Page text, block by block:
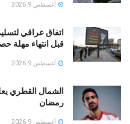
أغسطس 9, 2026
اتفاق عراقي
قبل انتهاء مهلة
أغسطس 9, 2026
الشمال القطري
رمضان
أغسطس 9, 2026